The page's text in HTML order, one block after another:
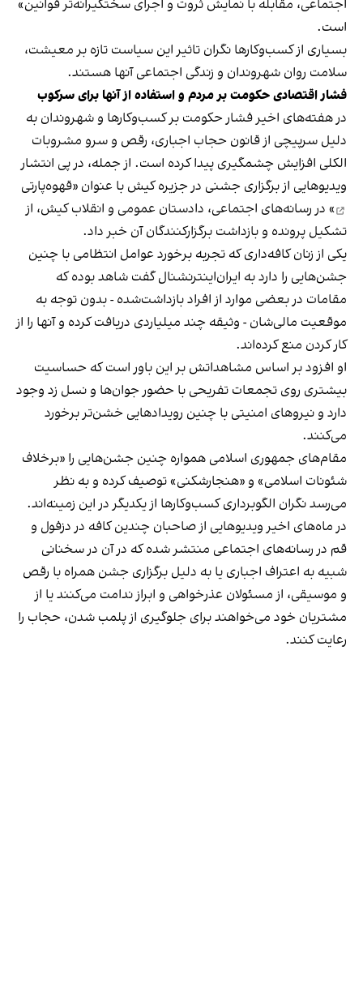
اجتماعی، مقابله با نمایش ثروت و اجرای سختگیرانه‌تر قوانین»
است.
بسیاری از کسب‌وکارها نگران تاثیر این سیاست‌ تازه بر معیشت،
سلامت روان شهروندان و زندگی اجتماعی آنها هستند.
فشار اقتصادی حکومت بر مردم و استفاده از آنها برای سرکوب
در هفته‌های اخیر فشار حکومت بر کسب‌وکارها و شهروندان به
دلیل سرپیچی از قانون حجاب اجباری، رقص و سرو مشروبات
الکلی افزایش چشمگیری پیدا کرده است. از جمله، در پی انتشار
ویدیوهایی از برگزاری جشنی در جزیره کیش با عنوان «قهوه‌پارتی
» در رسانه‌های اجتماعی، دادستان عمومی و انقلاب کیش، از
تشکیل پرونده و بازداشت برگزارکنندگان آن خبر داد.
یکی از زنان کافه‌داری که تجربه برخورد عوامل انتظامی با چنین
جشن‌هایی را دارد به ایران‌اینترنشنال گفت شاهد بوده که
مقامات در بعضی موارد از افراد بازداشت‌‌شده - بدون توجه به
موقعیت مالی‌شان - وثیقه چند میلیاردی دریافت کرده و آنها را از
کار کردن منع کرده‌اند.
او افزود بر اساس مشاهداتش بر این باور است که حساسیت
بیشتری روی تجمعات تفریحی با حضور جوان‌ها و نسل زد وجود
دارد و نیروهای امنیتی با چنین رویدادهایی خشن‌تر برخورد
می‌کنند.
مقام‌های جمهوری اسلامی همواره چنین جشن‌هایی را «برخلاف
شئونات اسلامی» و «هنجارشکنی» توصیف کرده و به نظر
می‌رسد نگران الگوبرداری کسب‌وکارها از یکدیگر در این زمینه‌اند.
در ماه‌های اخیر ویدیوهایی از صاحبان چندین کافه در دزفول و
قم در رسانه‌های اجتماعی منتشر شده که در آن در سخنانی
شبیه به اعتراف اجباری یا به دلیل برگزاری جشن همراه با رقص
و موسیقی، از مسئولان عذرخواهی و ابراز ندامت می‌کنند یا از
مشتریان خود می‌خواهند برای جلوگیری از پلمب شدن، حجاب را
رعایت کنند.